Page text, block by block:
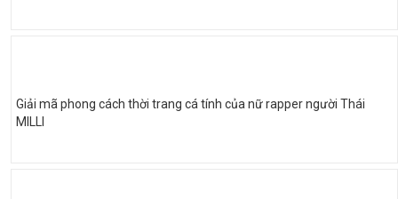
Giải mã phong cách thời trang cá tính của nữ rapper người Thái
MILLI